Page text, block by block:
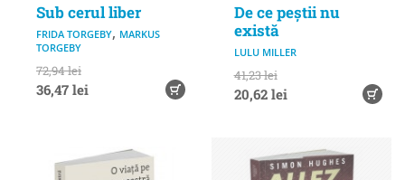
Sub cerul liber
FRIDA TORGEBY, MARKUS
TORGEBY
72,94 lei
36,47 lei
De ce peștii nu
există
LULU MILLER
41,23 lei
20,62 lei